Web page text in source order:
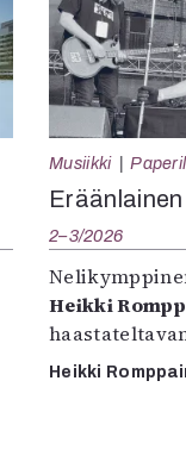
Musiikki
2–3/2026
Heikki
Heikki